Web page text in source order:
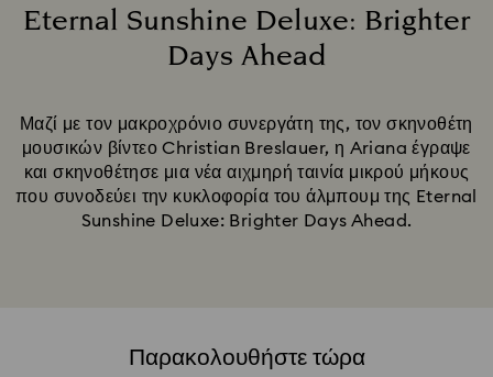
Eternal Sunshine Deluxe: Brighter
Days Ahead
Μαζί με τον μακροχρόνιο συνεργάτη της, τον σκηνοθέτη
μουσικών βίντεο Christian Breslauer, η Ariana έγραψε
και σκηνοθέτησε μια νέα αιχμηρή ταινία μικρού μήκους
που συνοδεύει την κυκλοφορία του άλμπουμ της Eternal
Sunshine Deluxe: Brighter Days Ahead.
Παρακολουθήστε τώρα